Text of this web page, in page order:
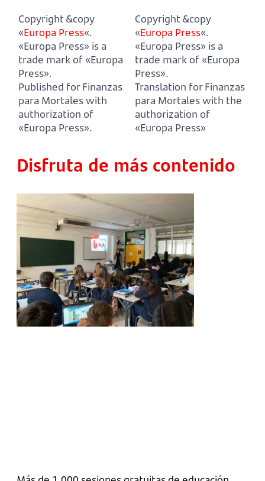
Copyright &copy
«Europa Press«.
«Europa Press» is a
trade mark of «Europa
Press».
Published for Finanzas
para Mortales with
authorization of
«Europa Press».
Copyright &copy
«Europa Press«.
«Europa Press» is a
trade mark of «Europa
Press».
Translation for Finanzas
para Mortales with the
authorization of
«Europa Press»
Disfruta de más contenido